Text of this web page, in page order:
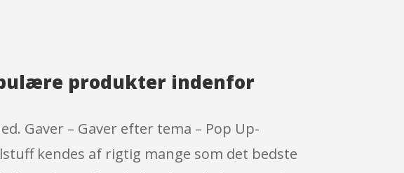
produkter indenfor
Gaver – Gaver efter tema – Pop Up-
kendes af rigtig mange som det bedste